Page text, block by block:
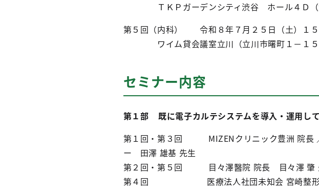
ＴＫＰガーデンシティ渋谷 ホール４Ｄ（渋
第５回（内科） 令和８年７月２５日（土）１５
ワイム貸会議室立川（立川市曙町１－１５
セミナー内容
第１部 既に電子カルテシステムを導入・運用し
第１回・第３回 MIZENクリニック豊洲 院長
ー 田澤 雄基 先生
第２回・第５回 目々澤醫院 院長 目々澤 肇
第４回 医療法人社団未知会 宮崎整形